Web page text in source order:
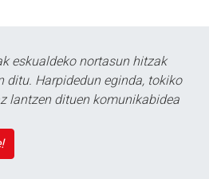
eskualdeko nortasun hitzak
ditu. Harpidedun eginda, tokiko
lantzen dituen komunikabidea